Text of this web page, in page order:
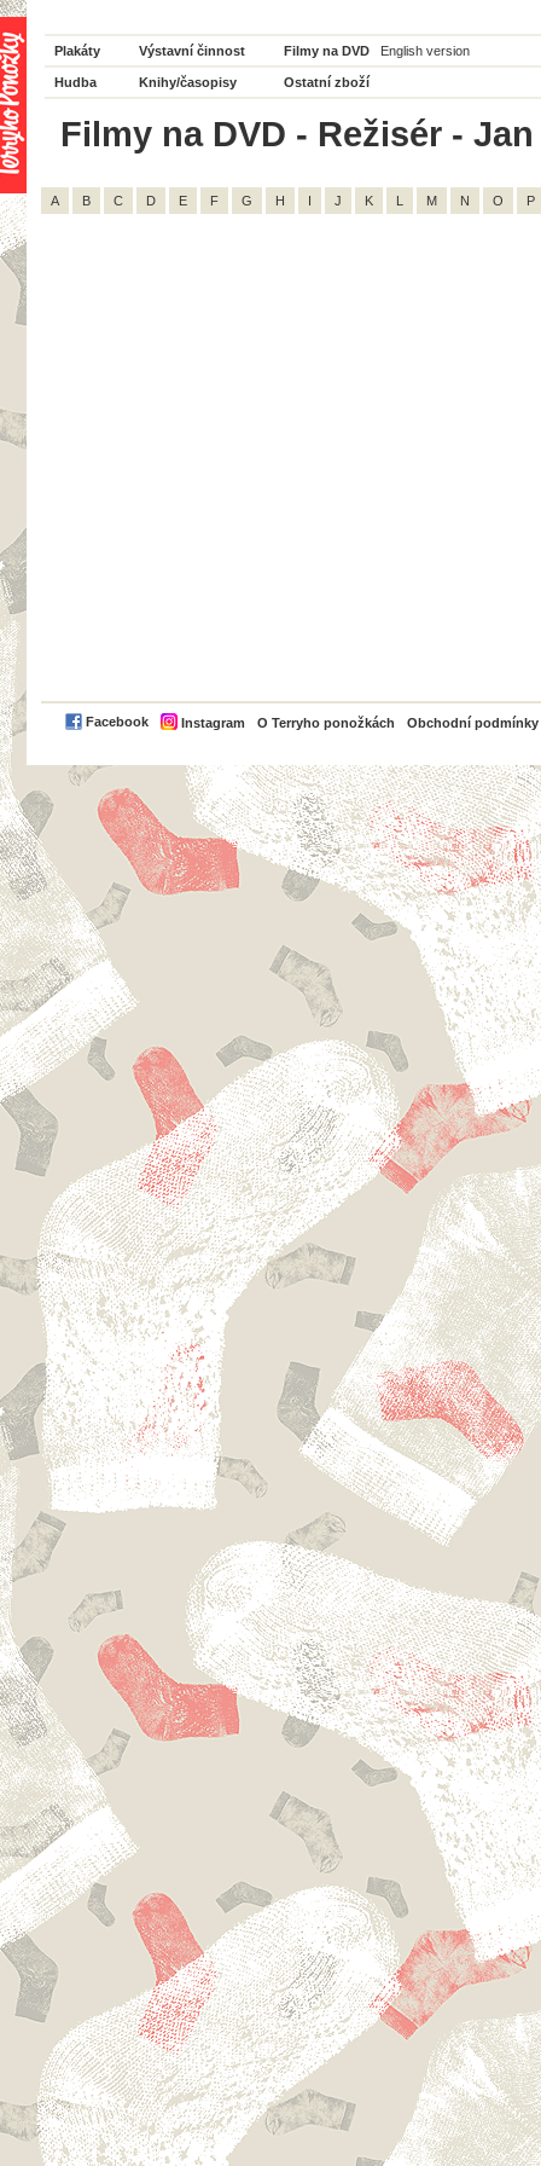
Plakáty Výstavní činnost Filmy na DVD English version
Hudba Knihy/časopisy Ostatní zboží
Filmy na DVD - Režisér -
A B C D E F G H I J K L M N O P
Facebook Instagram O Terryho ponožkách Obchodní podmínky
PayPal